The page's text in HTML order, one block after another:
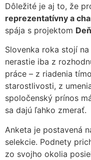
Dôležité je aj to, že
reprezentatívny a
spája s projektom
Slovenka roka stojí
nerastie iba z
práce – z riadenia
starostlivosti, z
spoločenský prínos
sa dajú ľahko zmerať.
Anketa je postavená
selekcie. Podnety
zo svojho okolia